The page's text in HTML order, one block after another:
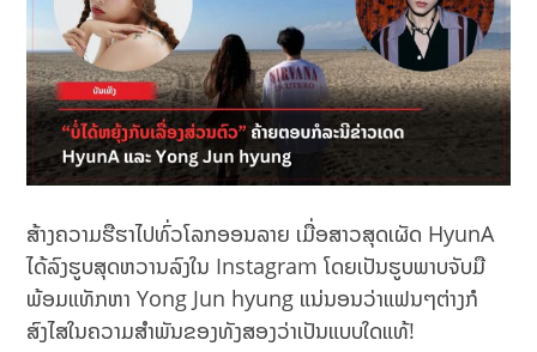
ສ້າງຄວາມຮືຮາໄປທົ່ວໂລກອອນລາຍ ເມື່ອສາວສຸດເຜັດ HyunA
ໄດ້ລົງຮູບສຸດຫວານລົງໃນ Instagram ໂດຍເປັນຮູບພາບຈັບມື
ພ້ອມແທັກຫາ Yong Jun hyung ແນ່ນອນວ່າແຟນໆຕ່າງກໍ
ສົງໄສໃນຄວາມສຳພັນຂອງທັງສອງວ່າເປັນແບບໃດແທ້!